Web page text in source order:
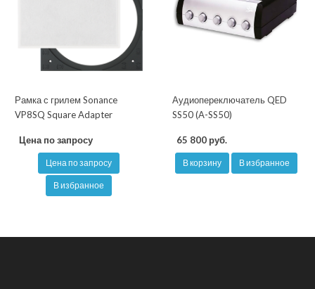
Рамка с грилем Sonance
VP8SQ Square Adapter
Цена по запросу
Цена по запросу
В избранное
Аудиопереключатель QED
SS50 (A-SS50)
65 800 руб.
В корзину В избранное